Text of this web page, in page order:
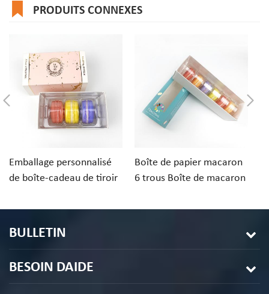
PRODUITS CONNEXES
Emballage personnalisé
de boîte-cadeau de tiroir
desserts 3PCS
Boîte de papier macaron
6 trous Boîte de macaron
personnalisée
BULLETIN
BESOIN DAIDE